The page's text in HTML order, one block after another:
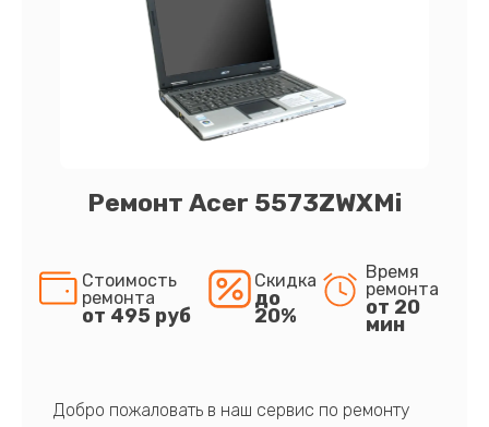
Ремонт Acer 5573ZWXMi
Стоимость
ремонта
от 495 руб
Скидка
до
20%
Время
ремонта
от 20
мин
Добро пожаловать в наш сервис по ремонту